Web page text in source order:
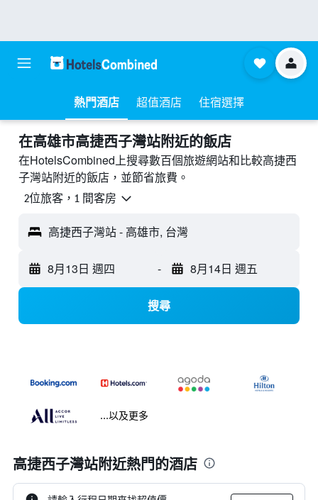
熱門酒店 超值酒店 住宿選擇
​在高雄市高捷西子灣站附近​的飯店
在HotelsCombined上搜尋數百個旅遊網站和比較高捷西
子灣站附近的飯店，並節省旅費。
2位旅客，1 間客房
高捷西子灣站 - 高雄市, 台灣
8月13日 週四 - 8月14日 週五
搜尋
...以及更多
高捷西子灣站附近熱門的酒店